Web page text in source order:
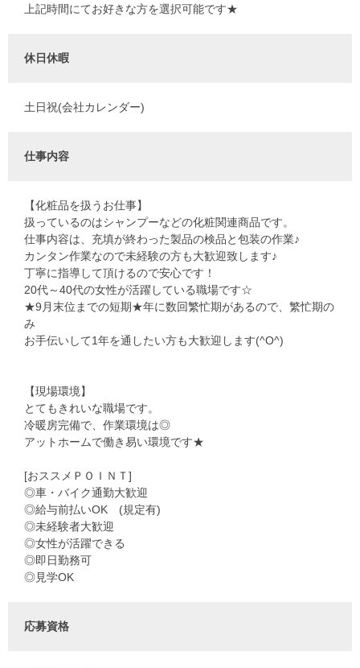
上記時間にてお好きな方を選択可能です★
休日休暇
土日祝(会社カレンダー)
仕事内容
【化粧品を扱うお仕事】
扱っているのはシャンプーなどの化粧関連商品です。
仕事内容は、充填が終わった製品の検品と包装の作業♪
カンタン作業なので未経験の方も大歓迎致します♪
丁寧に指導して頂けるので安心です！
20代～40代の女性が活躍している職場です☆
★9月末位までの短期★年に数回繁忙期があるので、繁忙期の
み
お手伝いして1年を通したい方も大歓迎します(^O^)
【現場環境】
とてもきれいな職場です。
冷暖房完備で、作業環境は◎
アットホームで働き易い環境です★
[おススメＰＯＩＮＴ]
◎車・バイク通勤大歓迎
◎給与前払いOK (規定有)
◎未経験者大歓迎
◎女性が活躍できる
◎即日勤務可
◎見学OK
応募資格